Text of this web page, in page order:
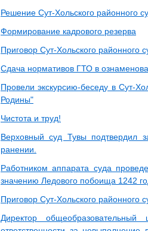
Решение Сут-Хольского районного
Формирование кадрового резерва
Приговор Сут-Хольского районного
Сдача нормативов ГТО в
Провели экскурсию-беседу в Сут-
Родины"
Чистота и труд!
Верховный суд Тувы подтвердил
ранении.
Работником аппарата суда
значению Ледового побоища 1242
Приговор Сут-Хольского районного
Директор